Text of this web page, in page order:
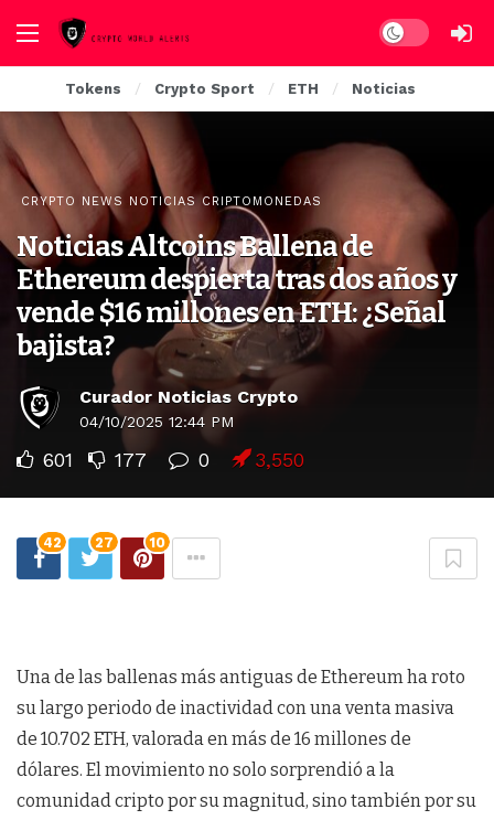
Dark mode
Tokens Crypto Sport ETH Noticias
CRYPTO NEWS NOTICIAS CRIPTOMONEDAS
Noticias Altcoins Ballena de
Ethereum despierta tras dos años y
vende $16 millones en ETH: ¿Señal
bajista?
Curador Noticias Crypto
04/10/2025 12:44 PM
601 177 0 3,550
42 27 10
Una de las ballenas más antiguas de Ethereum ha roto
su largo periodo de inactividad con una venta masiva
de 10.702 ETH, valorada en más de 16 millones de
dólares. El movimiento no solo sorprendió a la
comunidad cripto por su magnitud, sino también por su